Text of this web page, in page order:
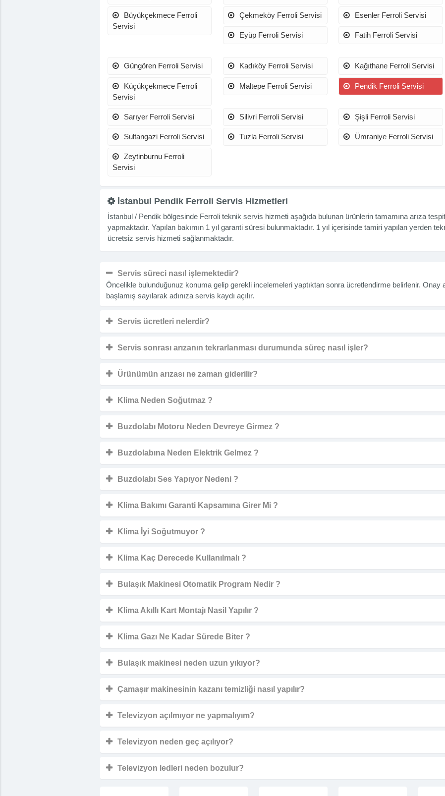
Büyükçekmece Ferroli
Servisi
Çekmeköy Ferroli Servisi Esenler Ferroli Servisi
Eyüp Ferroli Servisi Fatih Ferroli Servisi
Güngören Ferroli Servisi Kadıköy Ferroli Servisi Kağıthane Ferroli Servisi
Küçükçekmece Ferroli
Servisi
Maltepe Ferroli Servisi Pendik Ferroli Servisi
Sarıyer Ferroli Servisi Silivri Ferroli Servisi Şişli Ferroli Servisi
Sultangazi Ferroli Servisi Tuzla Ferroli Servisi Ümraniye Ferroli Servisi
Zeytinburnu Ferroli
Servisi
İstanbul Pendik Ferroli Servis Hizmetleri
İstanbul / Pendik bölgesinde Ferroli teknik servis hizmeti aşağıda bulunan ürünlerin tamamına arıza
yapmaktadır. Yapılan bakımın 1 yıl garanti süresi bulunmaktadır. 1 yıl içerisinde tamiri yapılan yerden
ücretsiz servis hizmeti sağlanmaktadır.
Servis süreci nasıl işlemektedir?
Öncelikle bulunduğunuz konuma gelip gerekli incelemeleri yaptıktan sonra ücretlendirme belirlenir. Onay
başlamış sayılarak adınıza servis kaydı açılır.
Servis ücretleri nelerdir?
Servis sonrası arızanın tekrarlanması durumunda süreç nasıl işler?
Ürünümün arızası ne zaman giderilir?
Klima Neden Soğutmaz ?
Buzdolabı Motoru Neden Devreye Girmez ?
Buzdolabına Neden Elektrik Gelmez ?
Buzdolabı Ses Yapıyor Nedeni ?
Klima Bakımı Garanti Kapsamına Girer Mi ?
Klima İyi Soğutmuyor ?
Klima Kaç Derecede Kullanılmalı ?
Bulaşık Makinesi Otomatik Program Nedir ?
Klima Akıllı Kart Montajı Nasil Yapılır ?
Klima Gazı Ne Kadar Sürede Biter ?
Bulaşık makinesi neden uzun yıkıyor?
Çamaşır makinesinin kazanı temizliği nasıl yapılır?
Televizyon açılmıyor ne yapmalıyım?
Televizyon neden geç açılıyor?
Televizyon ledleri neden bozulur?